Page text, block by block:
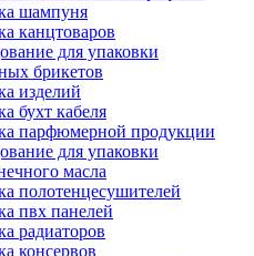
шампуня
канцтоваров
для упаковки
брикетов
изделий
бухт кабеля
парфюмерной продукции
для упаковки
масла
полотенцесушителей
пвх панелей
радиаторов
консервов